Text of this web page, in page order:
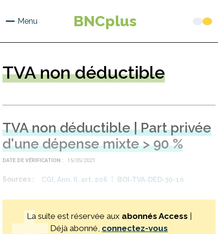
principal
Menu BNCplus
TVAnon déductible
TVA non déductible | Part privée
d'une dépense mixte > 90 %
DATE DE VÉRIFICATION 15/05/2021
Sources CGI, Ann. II, art. 206 BOI-TVA-DED-30-10
La suite est réservée aux abonnés Access |
Déjà abonné, connectez-vous